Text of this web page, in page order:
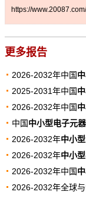
https://
更多报告
2026-2032年中国
2025-2031年中国
2026-2032年中国
中国中小型电子元
2026-2032年中小
2026-2032年中小
2026-2032年中国
2026-2032年全球